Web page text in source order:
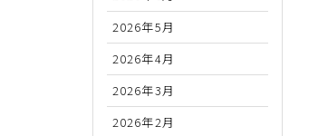
2026年5月
2026年4月
2026年3月
2026年2月